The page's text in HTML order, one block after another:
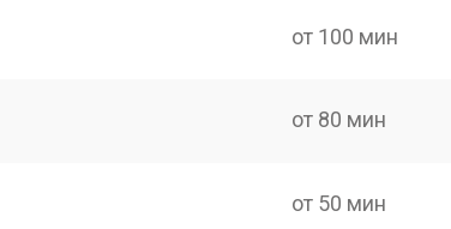
от 100 мин
от 80 мин
от 50 мин